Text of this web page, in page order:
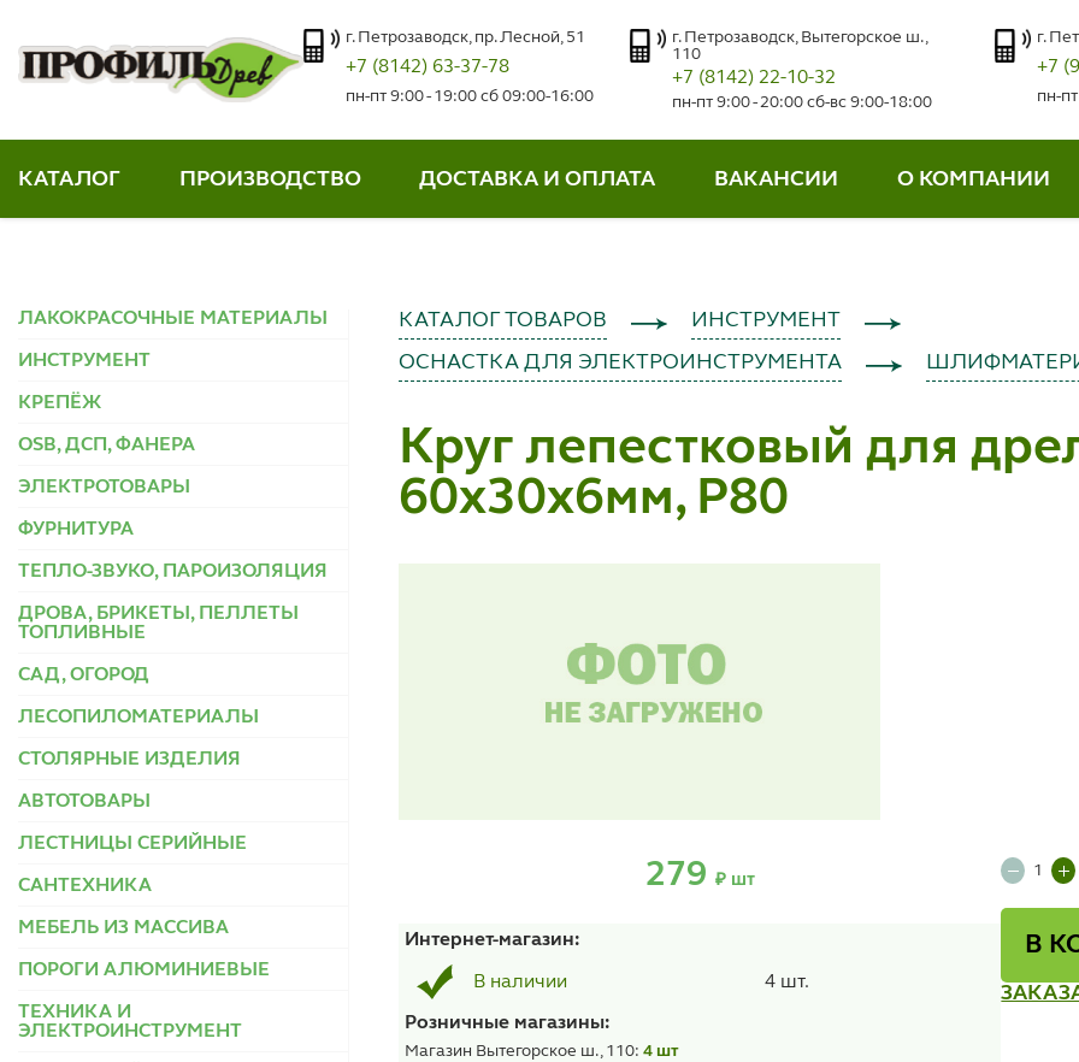
г. Петрозаводск, пр. Лесной, 51
+7 (8142) 63-37-78
пн-пт 9:00 - 19:00 сб 09:00-16:00
г. Петрозаводск, Вытегорское ш.,
110
+7 (8142) 22-10-32
пн-пт 9:00 - 20:00 сб-вс 9:00-18:00
г.
+7
пн-
КАТАЛОГ ПРОИЗВОДСТВО ДОСТАВКА И ОПЛАТА ВАКАНСИИ О КОМПАНИИ
ЛАКОКРАСОЧНЫЕ МАТЕРИАЛЫ
ИНСТРУМЕНТ
КРЕПЁЖ
OSB, ДСП, ФАНЕРА
ЭЛЕКТРОТОВАРЫ
ФУРНИТУРА
ТЕПЛО-ЗВУКО, ПАРОИЗОЛЯЦИЯ
ДРОВА, БРИКЕТЫ, ПЕЛЛЕТЫ
ТОПЛИВНЫЕ
САД, ОГОРОД
ЛЕСОПИЛОМАТЕРИАЛЫ
СТОЛЯРНЫЕ ИЗДЕЛИЯ
АВТОТОВАРЫ
ЛЕСТНИЦЫ СЕРИЙНЫЕ
САНТЕХНИКА
МЕБЕЛЬ ИЗ МАССИВА
ПОРОГИ АЛЮМИНИЕВЫЕ
ТЕХНИКА И
ЭЛЕКТРОИНСТРУМЕНТ
КАТАЛОГ ТОВАРОВ
ИНСТРУМЕНТ
ОСНАСТКА ДЛЯ ЭЛЕКТРОИНСТРУМЕНТА
Круг лепестковый для
60x30x6мм, P80
279 ₽ шт
Интернет-магазин:
В наличии 4 шт.
Розничные магазины:
Магазин Вытегорское ш., 110:4 шт
В